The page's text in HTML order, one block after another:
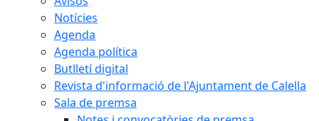
Notícies
Agenda
Agenda política
Butlletí digital
Revista d'informació de l'Ajuntament de Calella
Sala de premsa